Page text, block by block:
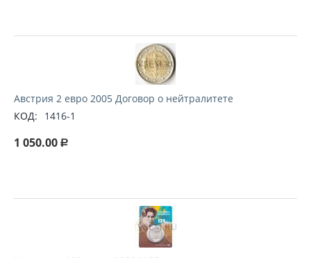
Австрия 2 евро 2005 Договор о нейтралитете
КОД:
1416-1
1 050.00 Р